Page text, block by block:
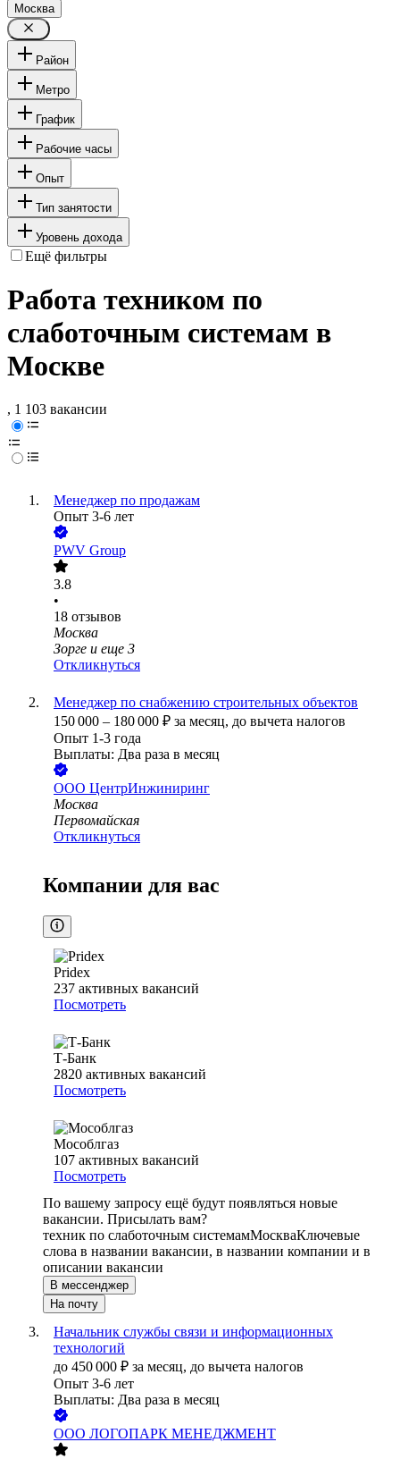
Москва
Район
Метро
График
Рабочие часы
Опыт
Тип занятости
Уровень дохода
Ещё фильтры
Работа техником по
слаботочным системам в
Москве
, 1 103 вакансии
Менеджер по продажам
Опыт 3-6 лет
PWV Group
3.8
•
18 отзывов
Москва
Зорге и еще 3
Откликнуться
Менеджер по снабжению строительных объектов
150 000 – 180 000 ₽ за месяц, до вычета налогов
Опыт 1-3 года
Выплаты: Два раза в месяц
ООО ЦентрИнжиниринг
Москва
Первомайская
Откликнуться
Компании для вас
Pridex
237 активных вакансий
Посмотреть
Т-Банк
2820 активных вакансий
Посмотреть
Мособлгаз
107 активных вакансий
Посмотреть
По вашему запросу ещё будут появляться новые
вакансии. Присылать вам?
техник по слаботочным системамМоскваКлючевые
слова в названии вакансии, в названии компании и в
описании вакансии
В мессенджер
На почту
Начальник службы связи и информационных
технологий
до 450 000 ₽ за месяц, до вычета налогов
Опыт 3-6 лет
Выплаты: Два раза в месяц
ООО ЛОГОПАРК МЕНЕДЖМЕНТ